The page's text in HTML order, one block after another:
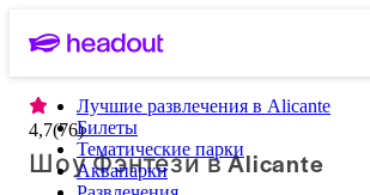
Лучшие развлечения в Alicante
Билеты
Тематические парки
Аквапарки
4,7(76)
Шоу Фэнтези в Alicante